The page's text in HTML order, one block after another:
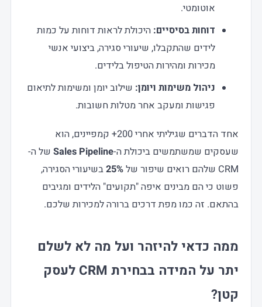
אוטומטי.
דוחות בסיסיים: היכולת לראות דוחות על כמות
לידים שהתקבלו, שיעורי סגירה, ביצועי אנשי
מכירות ומהירות הטיפול בלידים.
ניהול משימות ויומן: שילוב יומן ומשימות לתיאום
פגישות ומעקב אחר מטלות חשובות.
אחד הדברים שגיליתי אחרי 200+ קמפיינים, הוא
שעסקים שמשתמשים ביכולת ה-Sales Pipeline של ה-
CRM שלהם רואים שיפור של
25%בשיעורי הסגירה,
פשוט כי הם מבינים איפה "תקועים" הלידים ומגיבים
בהתאם. זה כמו מפת דרכים ברורה למכירות שלכם.
ממה כדאי להיזהר ועל מה לא לשלם
יתר על המידה בבחירת
CRM לעסק
קטן?